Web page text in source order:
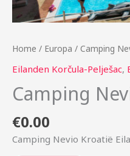
Home / Europa / Camping
Eilanden Korčula-Pelješac,
Camping
€0.00
Camping Nevio Kroatië